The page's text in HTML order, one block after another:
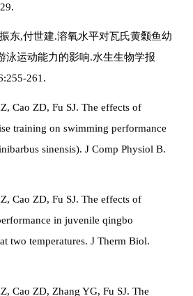
东,付世建.溶氧水平对瓦氏黄颡鱼幼
泳运动能力的影响.水生生物学报
261.
Cao ZD, Fu SJ. The effects of
training on swimming performance
sinensis). J Comp Physiol B.
Cao ZD, Fu SJ. The effects of
in juvenile qingbo
two temperatures. J Therm Biol.
Cao ZD, Zhang YG, Fu SJ. The